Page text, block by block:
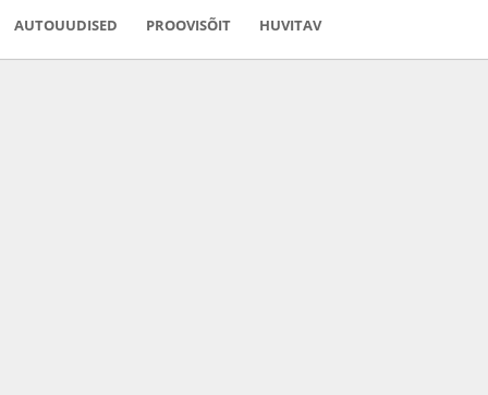
AUTOUUDISED PROOVISÕIT HUVITAV